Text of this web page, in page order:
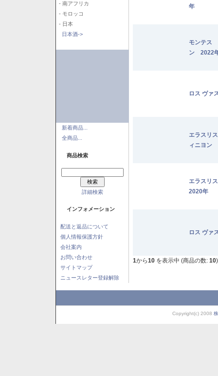
- 南アフリカ
- モロッコ
- 日本
日本酒->
新着商品...
全商品...
商品検索
詳細検索
インフォメーション
配送と返品について
個人情報保護方針
会社案内
お問い合わせ
サイトマップ
ニュースレター登録解除
年
モンテス
ン 2022
ロス ヴァ
エラスリ
ィニヨン
エラスリ
2020年
ロス ヴァ
1から10 を表示中 (商品の数: 10)
Copyright(c) 2008